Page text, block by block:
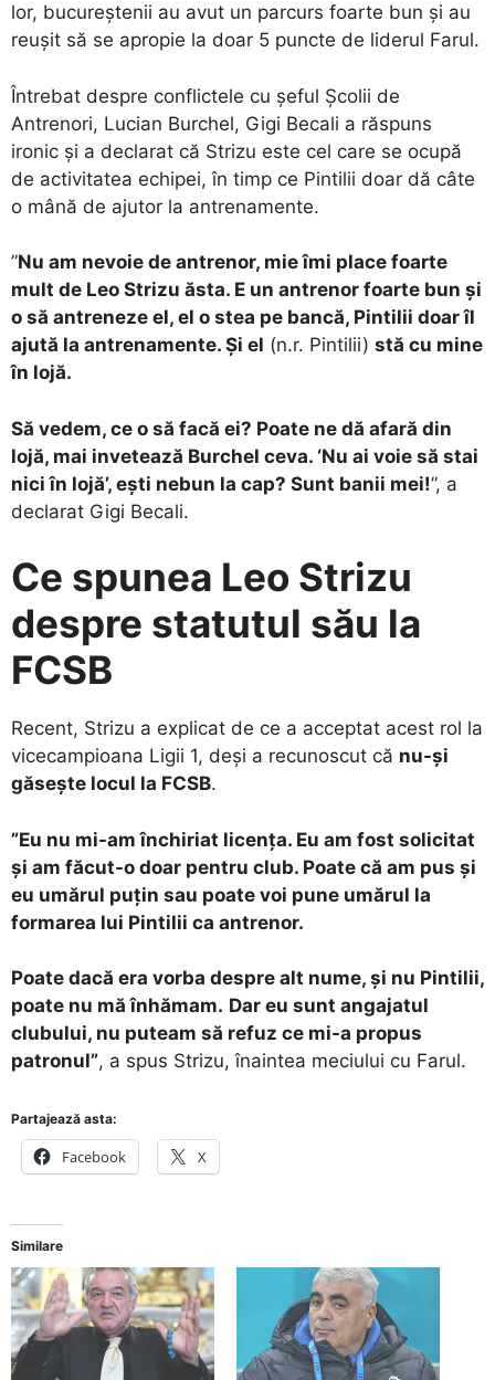
lor, bucureștenii au avut un parcurs foarte bun și au
reușit să se apropie la doar 5 puncte de liderul Farul.
Întrebat despre conflictele cu șeful Școlii de
Antrenori, Lucian Burchel, Gigi Becali a răspuns
ironic și a declarat că Strizu este cel care se ocupă
de activitatea echipei, în timp ce Pintilii doar dă câte
o mână de ajutor la antrenamente.
”Nu am nevoie de antrenor, mie îmi place foarte
mult de Leo Strizu ăsta. E un antrenor foarte bun şi
o să antreneze el, el o stea pe bancă, Pintilii doar îl
ajută la antrenamente. Şi el (n.r. Pintilii) stă cu mine
în lojă.
Să vedem, ce o să facă ei? Poate ne dă afară din
lojă, mai invetează Burchel ceva. ‘Nu ai voie să stai
nici în lojă’, eşti nebun la cap? Sunt banii mei!”, a
declarat Gigi Becali.
Ce spunea Leo Strizu
despre statutul său la
FCSB
Recent, Strizu a explicat de ce a acceptat acest rol la
vicecampioana Ligii 1, deși a recunoscut că nu-și
găsește locul la FCSB.
”Eu nu mi-am închiriat licența. Eu am fost solicitat
și am făcut-o doar pentru club. Poate că am pus și
eu umărul puțin sau poate voi pune umărul la
formarea lui Pintilii ca antrenor.
Poate dacă era vorba despre alt nume, și nu Pintilii,
poate nu mă înhămam. Dar eu sunt angajatul
clubului, nu puteam să refuz ce mi-a propus
patronul”, a spus Strizu, înaintea meciului cu Farul.
Partajează asta:
Facebook X
Similare